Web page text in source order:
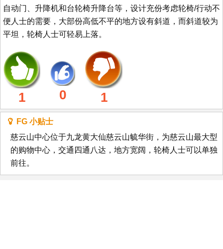
自动门、升降机和台轮椅升降台等，设计充份考虑轮椅/行动不
便人士的需要，大部份高低不平的地方设有斜道，而斜道较为
平坦，轮椅人士可轻易上落。
1 0 1
FG 小贴士
慈云山中心位于九龙黄大仙慈云山毓华街，为慈云山最大型
的购物中心，交通四通八达，地方宽阔，轮椅人士可以单独
前往。